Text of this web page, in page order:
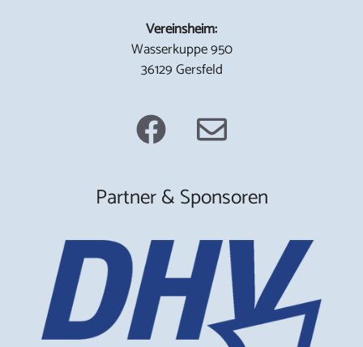
Vereinsheim:
Wasserkuppe 950
36129 Gersfeld
Partner & Sponsoren